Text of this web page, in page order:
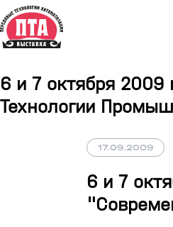
6 и 7 октября
Технологии
17.09.2009
6 и 7